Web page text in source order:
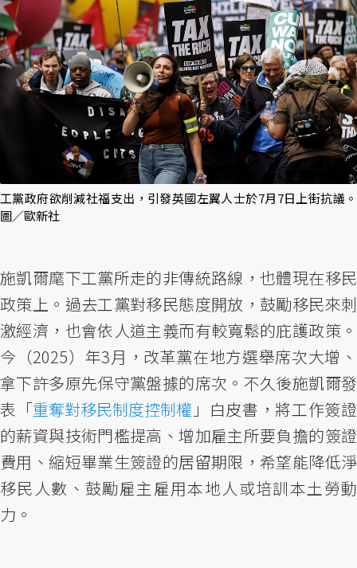
工黨政府欲削減社福支出，引發英國左翼人士於7月7日上街抗議。
圖／歐新社
施凱爾麾下工黨所走的非傳統路線，也體現在移民
政策上。過去工黨對移民態度開放，鼓勵移民來刺
激經濟，也會依人道主義而有較寬鬆的庇護政策。
今（2025）年3月，改革黨在地方選舉席次大增、
拿下許多原先保守黨盤據的席次。不久後施凱爾發
表「重奪對移民制度控制權 」白皮書，將工作簽證
的薪資與技術門檻提高、增加雇主所要負擔的簽證
費用、縮短畢業生簽證的居留期限，希望能降低淨
移民人數、鼓勵雇主雇用本地人或培訓本土勞動
力。